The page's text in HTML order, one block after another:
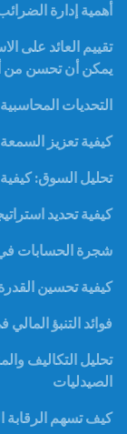
أهمية إدارة
تقييم العائد على
يمكن أن تحسن من
التحديات
كيفية تعزيز
تحليل السوق:
كيفية تحديد
شجرة الحسابات في
كيفية تحسين
فوائد التنبؤ
تحليل التكاليف
الصيدليات
كيف تسهم الرقابة